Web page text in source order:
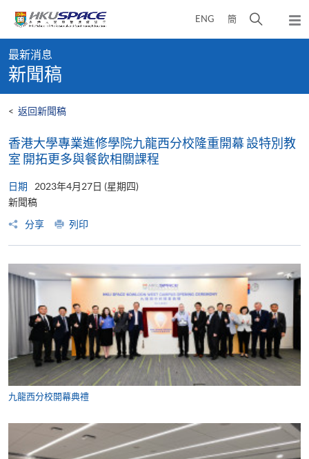
content
ENG 簡
開
彈
出
content
start
最新消息
新聞稿
< 返回新聞稿
香港大學專業進修學院九龍西分校隆重開幕 設特別教
室 開拓更多與餐飲相關課程
日期
2023年4月27日 (星期四)
新聞稿
分享
列印
九龍西分校開幕典禮